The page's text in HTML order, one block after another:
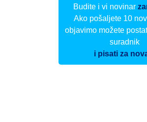
Budite i vi novinar
Ako pošaljete 10
objavimo možete
suradnik
i pisati za